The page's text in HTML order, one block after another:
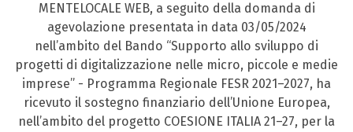
MENTELOCALE WEB, a seguito della domanda di
agevolazione presentata in data 03/05/2024
nell’ambito del Bando “Supporto allo sviluppo di
progetti di digitalizzazione nelle micro, piccole e medie
imprese” - Programma Regionale FESR 2021–2027, ha
ricevuto il sostegno finanziario dell’Unione Europea,
nell’ambito del progetto COESIONE ITALIA 21–27, per la